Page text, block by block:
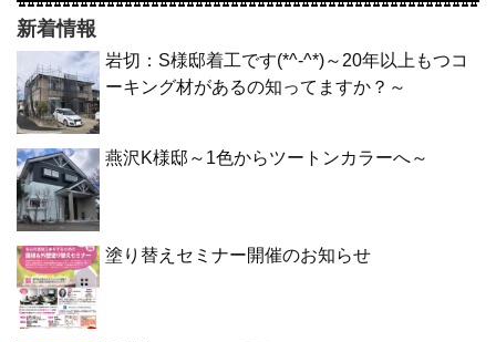
新着情報
岩切：S様邸着工です(*^-^*)～20年以上もつコ
ーキング材があるの知ってますか？～
燕沢K様邸～1色からツートンカラーへ～
塗り替えセミナー開催のお知らせ